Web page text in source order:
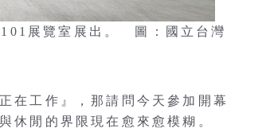
展覽室展出。 圖：國立台灣
在工作』，那請問今天參加開幕
休閒的界限現在愈來愈模糊。